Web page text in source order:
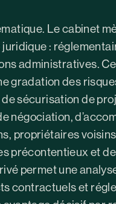
Le cabinet
:
administratives.
gradation des
sécurisation de
négociation,
propriétaires
précontentieux et
permet une
contractuels et